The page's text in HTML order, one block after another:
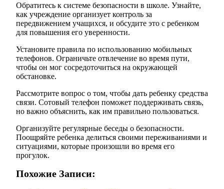
Обратитесь к системе безопасности в школе. Узнайте,
как учреждение организует контроль за
передвижением учащихся, и обсудите это с ребенком
для повышения его уверенности.
Установите правила по использованию мобильных
телефонов. Ограничьте отвлечение во время пути,
чтобы он мог сосредоточиться на окружающей
обстановке.
Рассмотрите вопрос о том, чтобы дать ребенку средства
связи. Сотовый телефон поможет поддерживать связь,
но важно объяснить, как им правильно пользоваться.
Организуйте регулярные беседы о безопасности.
Поощряйте ребенка делиться своими переживаниями и
ситуациями, которые произошли во время его
прогулок.
Похожие Записи: